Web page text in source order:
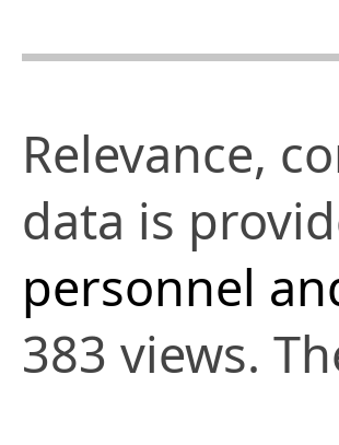
Relevance,
data is
personnel
383 views.